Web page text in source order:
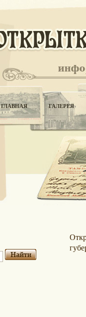
ГЛАВНАЯ ГАЛЕРЕЯ